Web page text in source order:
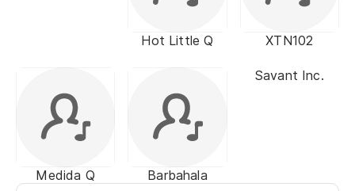
Hot Little Q XTN102
Medida Q Barbahala
Savant Inc.